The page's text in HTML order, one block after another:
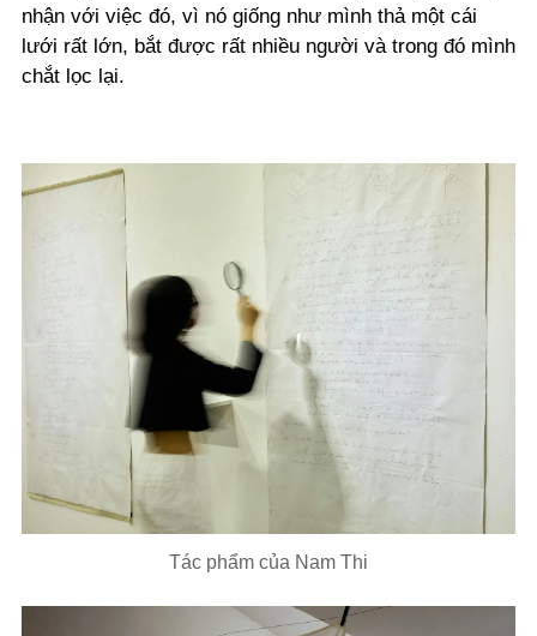
nhận với việc đó, vì nó giống như mình thả một cái
lưới rất lớn, bắt được rất nhiều người và trong đó mình
chắt lọc lại.
Tác phẩm của Nam Thi